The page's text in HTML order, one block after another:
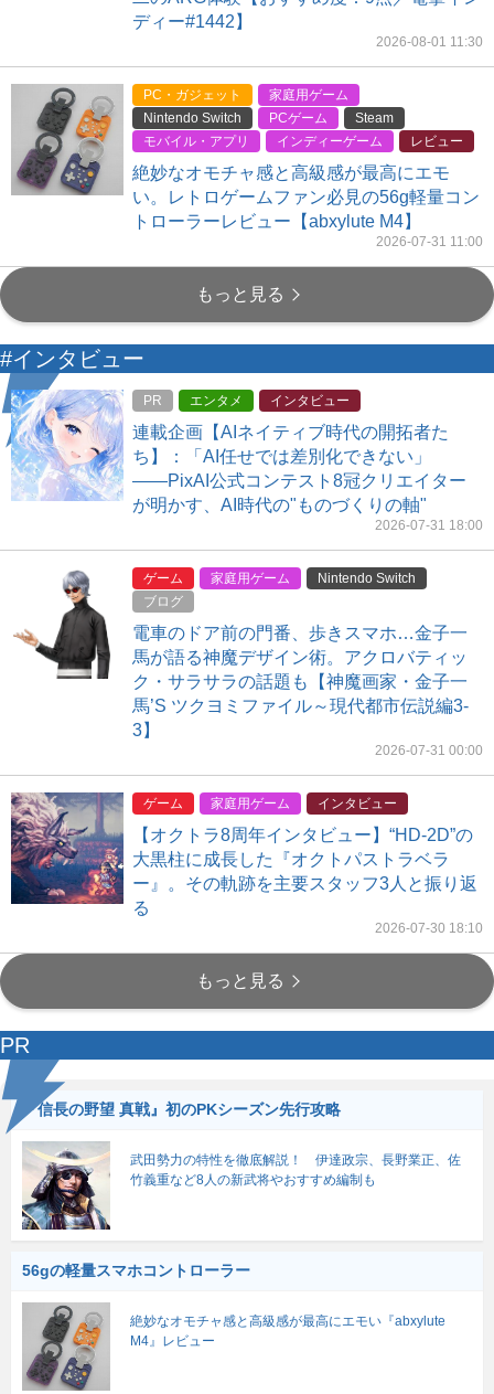
ディー#1442】
2026-08-01 11:30
PC・ガジェット
家庭用ゲーム
Nintendo Switch
PCゲーム
Steam
モバイル・アプリ
インディーゲーム レビュー
絶妙なオモチャ感と高級感が最高にエモ
い。レトロゲームファン必見の56g軽量コン
トローラーレビュー【abxylute M4】
2026-07-31 11:00
もっと見る
#インタビュー
PR エンタメ インタビュー
連載企画【AIネイティブ時代の開拓者た
ち】：「AI任せでは差別化できない」
――PixAI公式コンテスト8冠クリエイター
が明かす、AI時代の"ものづくりの軸"
2026-07-31 18:00
ゲーム 家庭用ゲーム
Nintendo Switch
ブログ
電車のドア前の門番、歩きスマホ…金子一
馬が語る神魔デザイン術。アクロバティッ
ク・サラサラの話題も【神魔画家・金子一
馬’S ツクヨミファイル～現代都市伝説編3-
3】
2026-07-31 00:00
ゲーム 家庭用ゲーム インタビュー
【オクトラ8周年インタビュー】“HD-2D”の
大黒柱に成長した『オクトパストラベラ
ー』。その軌跡を主要スタッフ3人と振り返
る
2026-07-30 18:10
もっと見る
PR
『信長の野望 真戦』初のPKシーズン先行攻略
武田勢力の特性を徹底解説！ 伊達政宗、長野業正、佐
竹義重など8人の新武将やおすすめ編制も
56gの軽量スマホコントローラー
絶妙なオモチャ感と高級感が最高にエモい『abxylute
M4』レビュー